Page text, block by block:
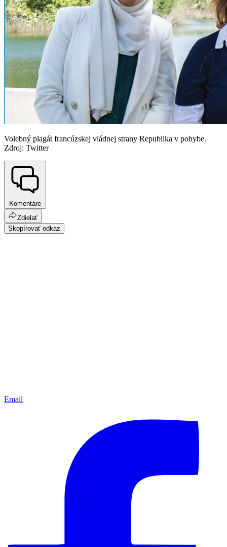
Volebný plagát francúzskej vládnej strany Republika v pohybe.
Zdroj: Twitter
Komentáre
Zdielať
Skopírovať odkaz
Email